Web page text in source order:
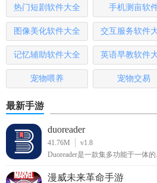
多技能和装备。
4. 挑战模式：除了剧情模式外，还
技场、生存挑战等。
【像素火影次世代点评】
像素火影次世代是一款非常出色的
不仅完美还原了《火影忍者》的经
供了丰富的剧情和挑战关卡。游戏
样，让玩家能够充分体验到火影世
喜欢动作冒险的玩家还是火影迷，
热门短剧软件大全 手机测亩软
图像美化软件大全 交互服务软件
记忆辅助软件大全 英语早教软件
宠物喂养 宠物交易
最新手游
duoreader
41.76M
v1.8
Duoreader是一款集多功能于一体的...
漫威未来革命手游